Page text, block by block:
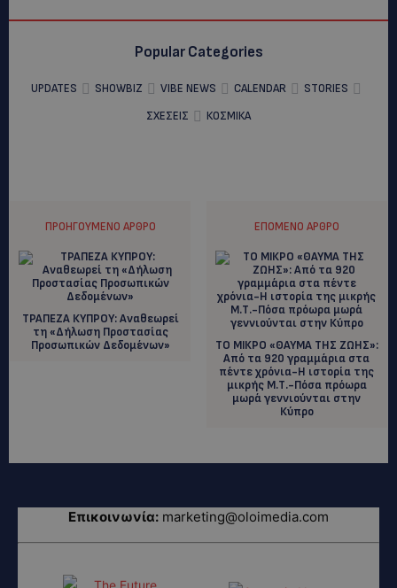
Popular Categories
UPDATES SHOWBIZ VIBE NEWS CALENDAR
STORIES
ΣΧΕΣΕΙΣ
ΚΟΣΜΙΚΑ
ΠΡΟΗΓΟΎΜΕΝΟ ΆΡΘΡΟ
ΤΡΑΠΕΖΑ ΚΥΠΡΟΥ: Aναθεωρεί
τη «Δήλωση Προστασίας
Προσωπικών Δεδομένων»
ΕΠΌΜΕΝΟ ΆΡΘΡΟ
ΤΟ ΜΙΚΡΟ «ΘΑΥΜΑ ΤΗΣ ΖΩΗΣ»:
Από τα 920 γραμμάρια στα
πέντε χρόνια-Η ιστορία της
μικρής Μ.Τ.-Πόσα πρόωρα
μωρά γεννιούνται στην
Κύπρο
Επικοινωνία: marketing@oloimedia.com